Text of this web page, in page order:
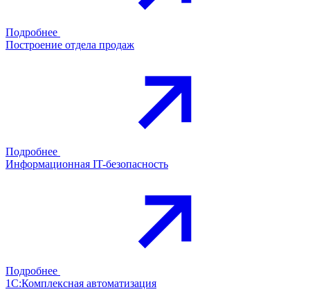
Подробнее
Построение отдела продаж
Подробнее
Информационная IT-безопасность
Подробнее
1С:Комплексная автоматизация